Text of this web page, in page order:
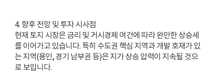
4. 향후 전망 및 투자 시사점
현재 토지 시장은 금리 및 거시경제 여건에 따라 완만한 상승세
를 이어가고 있습니다. 특히 수도권 핵심 지역과 개발 호재가 있
는 지역(용인, 경기 남부권 등)은 지가 상승 압력이 지속될 것으
로 보입니다.